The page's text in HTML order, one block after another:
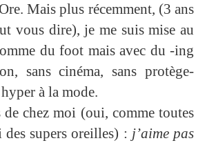
Mais plus récemment, (3 ans
vous dire), je me suis mise au
du foot mais avec du -ing
sans cinéma, sans protège-
à la mode.
de chez moi (oui, comme toutes
des supers oreilles) : j’aime pas